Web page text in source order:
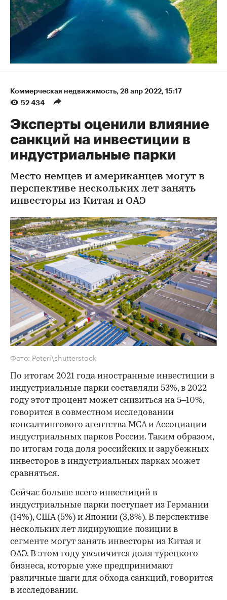
Коммерческая недвижимость 28 апр 2022, 15:17
52 434
Эксперты оценили влияние
санкций на инвестиции в
индустриальные парки
Место немцев и американцев могут в
перспективе нескольких лет занять
инвесторы из Китая и ОАЭ
Фото: Peteri\shutterstock
По итогам 2021 года иностранные инвестиции в
индустриальные парки составляли 53%, в 2022
году этот процент может снизиться на 5–10%,
говорится в совместном исследовании
консалтингового агентства MCA и Ассоциации
индустриальных парков России. Таким образом,
по итогам года доля российских и зарубежных
инвесторов в индустриальных парках может
сравняться.
Сейчас больше всего инвестиций в
индустриальные парки поступает из Германии
(14%), США (5%) и Японии (3,8%). В перспективе
нескольких лет лидирующие позиции в
сегменте могут занять инвесторы из Китая и
ОАЭ. В этом году увеличится доля турецкого
бизнеса, которые уже предпринимают
различные шаги для обхода санкций, говорится
в исследовании.